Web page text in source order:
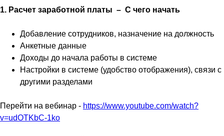
1. Расчет заработной платы – С чего начать
Добавление сотрудников, назначение на должность
Анкетные данные
Доходы до начала работы в системе
Настройки в системе (удобство отображения), связи с
другими разделами
Перейти на вебинар - https://www.youtube.com/watch?
v=udOTKbC-1ko